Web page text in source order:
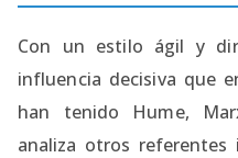
Con un estilo ágil y
influencia decisiva que
han tenido Hume,
analiza otros referentes